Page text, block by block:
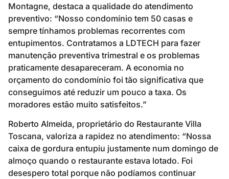
Montagne, destaca a qualidade do atendimento
preventivo: “Nosso condomínio tem 50 casas e
sempre tínhamos problemas recorrentes com
entupimentos. Contratamos a LDTECH para fazer
manutenção preventiva trimestral e os problemas
praticamente desapareceram. A economia no
orçamento do condomínio foi tão significativa que
conseguimos até reduzir um pouco a taxa. Os
moradores estão muito satisfeitos.”
Roberto Almeida, proprietário do Restaurante Villa
Toscana, valoriza a rapidez no atendimento: “Nossa
caixa de gordura entupiu justamente num domingo de
almoço quando o restaurante estava lotado. Foi
desespero total porque não podíamos continuar